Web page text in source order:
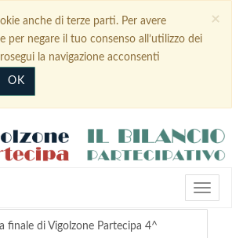
×
anche di terze parti. Per avere
per negare il tuo consenso all’utilizzo dei
la navigazione acconsenti
OK
finale di Vigolzone Partecipa 4^